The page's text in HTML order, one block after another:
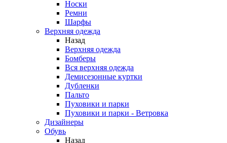
Носки
Ремни
Шарфы
Верхняя одежда
Назад
Верхняя одежда
Бомберы
Вся верхняя одежда
Демисезонные куртки
Дубленки
Пальто
Пуховики и парки
Пуховики и парки - Ветровка
Дизайнеры
Обувь
Назад